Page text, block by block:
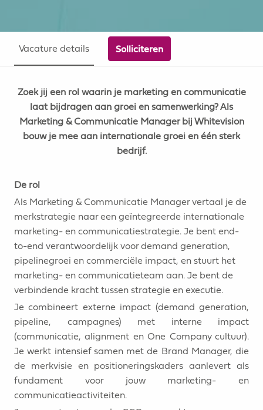
Vacature details Solliciteren
Zoek jij een rol waarin je marketing en communicatie
laat bijdragen aan groei en samenwerking? Als
Marketing & Communicatie Manager bij Whitevision
bouw je mee aan internationale groei en één sterk
bedrijf.
De rol
Als Marketing & Communicatie Manager vertaal je de
merkstrategie naar een geïntegreerde internationale
marketing- en communicatiestrategie. Je bent end-
to-end verantwoordelijk voor demand generation,
pipelinegroei en commerciële impact, en stuurt het
marketing- en communicatieteam aan. Je bent de
verbindende kracht tussen strategie en executie.
Je combineert externe impact (demand generation,
pipeline, campagnes) met interne impact
(communicatie, alignment en One Company cultuur).
Je werkt intensief samen met de Brand Manager, die
de merkvisie en positioneringskaders aanlevert als
fundament voor jouw marketing- en
communicatieactiviteiten.